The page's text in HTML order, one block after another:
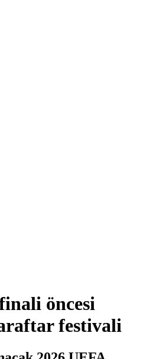
öncesi
festivali